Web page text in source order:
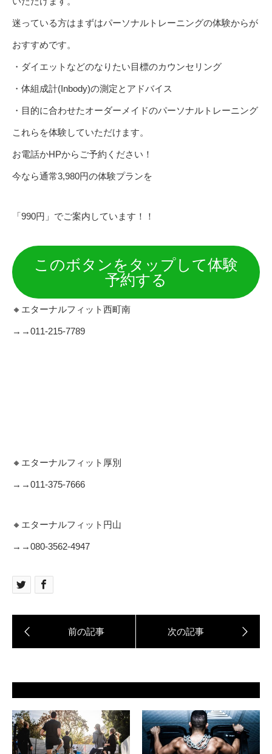
迷っている方はまずはパーソナルトレーニングの体験からが
おすすめです。
・ダイエットなどのなりたい目標のカウンセリング
・体組成計(Inbody)の測定とアドバイス
・目的に合わせたオーダーメイドのパーソナルトレーニング
これらを体験していただけます。
お電話かHPからご予約ください！
今なら通常3,980円の体験プランを
「990円」でご案内しています！！
このボタンをタップして体験
予約する
🔸エターナルフィット西町南
→→011-215-7789
🔸エターナルフィット厚別
→→011-375-7666
🔸エターナルフィット円山
→→080‐3562‐4947